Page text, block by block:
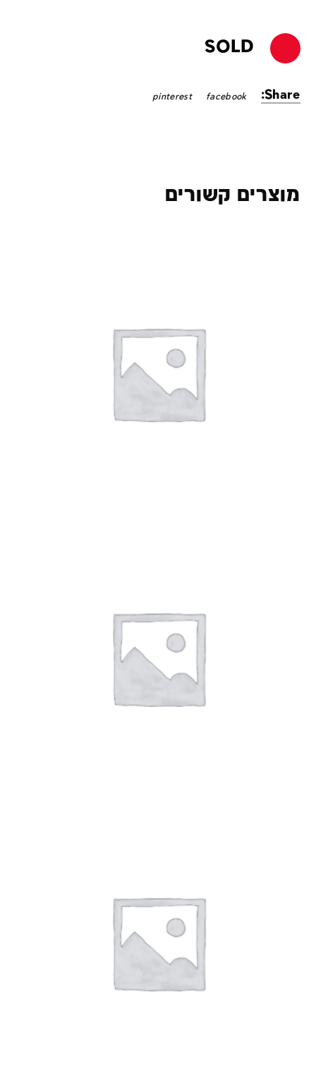
SOLD
Share:
facebook
pinterest
מוצרים קשורים